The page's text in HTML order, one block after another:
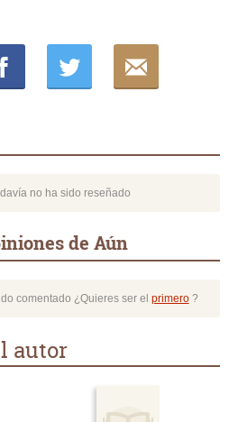
no ha sido reseñado
de Aún
comentado ¿Quieres ser el primero?
autor